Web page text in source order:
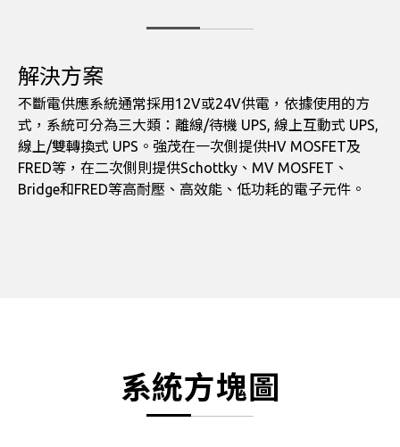
解決方案
不斷電供應系統通常採用12V或24V供電，依據使用的方
式，系統可分為三大類：離線/待機 UPS, 線上互動式 UPS,
線上/雙轉換式 UPS。強茂在一次側提供HV MOSFET及
FRED等，在二次側則提供Schottky、MV MOSFET、
Bridge和FRED等高耐壓、高效能、低功耗的電子元件。
系統方塊圖